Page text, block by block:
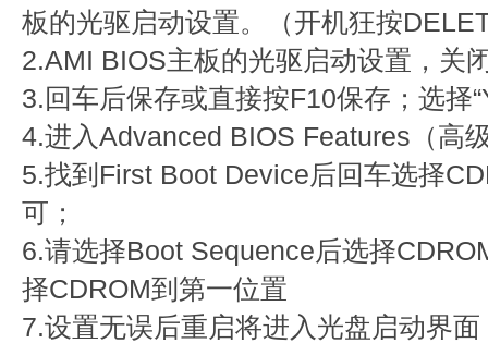
板的光驱启动设置。（开机狂按
2.AMI BIOS主板的光驱启动设置，关
3.回车后保存或直接按F10保存；选择
4.进入Advanced BIOS Features（高
5.找到First Boot Device后回车选择
可；
6.请选择Boot Sequence后选择
择CDROM到第一位置
7.设置无误后重启将进入光盘启动界